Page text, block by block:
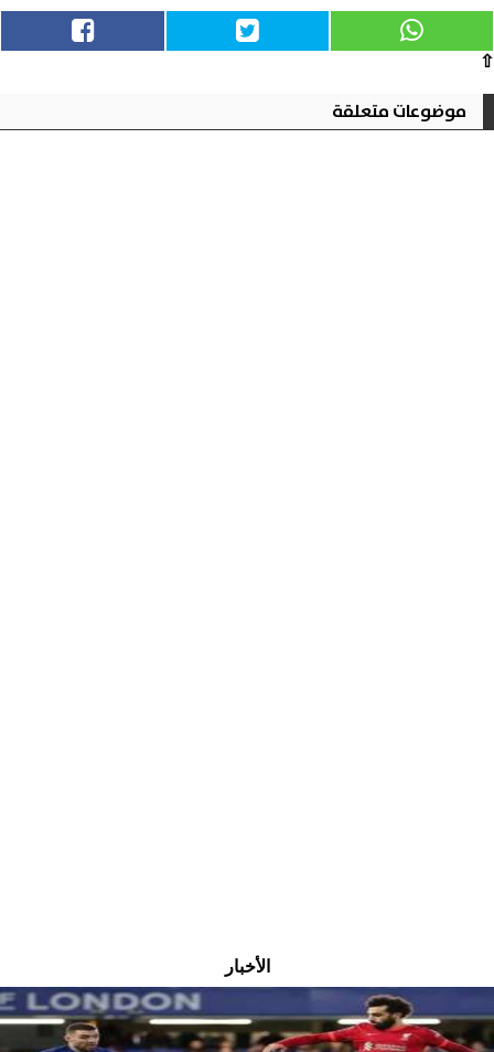
⇧
موضوعات متعلقة
الأخبار